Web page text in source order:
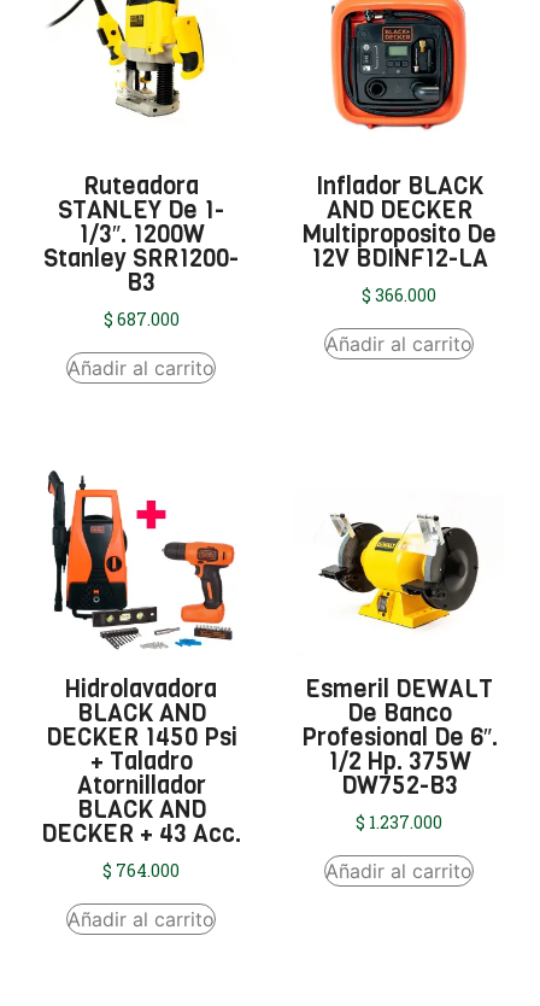
Ruteadora
STANLEY De 1-
1/3″. 1200W
Stanley SRR1200-
B3
$ 687.000
Añadir al carrito
Inflador BLACK
AND DECKER
Multiproposito De
12V BDINF12-LA
$ 366.000
Añadir al carrito
Hidrolavadora
BLACK AND
DECKER 1450 Psi
+ Taladro
Atornillador
BLACK AND
DECKER + 43 Acc.
$ 764.000
Añadir al carrito
Esmeril DEWALT
De Banco
Profesional De 6″.
1/2 Hp. 375W
DW752-B3
$ 1.237.000
Añadir al carrito